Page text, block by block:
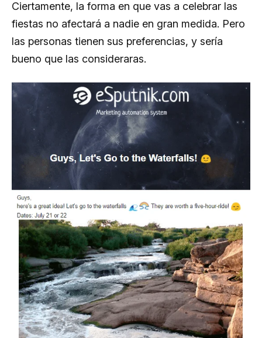
Ciertamente, la forma en que vas a celebrar las
fiestas no afectará a nadie en gran medida. Pero
las personas tienen sus preferencias, y sería
bueno que las consideraras.